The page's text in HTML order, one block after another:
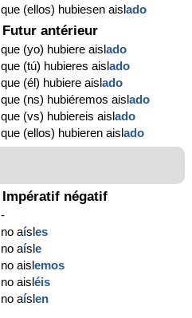
que (ellos) hubiesen aislado
Futur antérieur
que (yo) hubiere aislado
que (tú) hubieres aislado
que (él) hubiere aislado
que (ns) hubiéremos aislado
que (vs) hubiereis aislado
que (ellos) hubieren aislado
Impératif négatif
-
no aísles
no aísle
no aislemos
no aisléis
no aíslen